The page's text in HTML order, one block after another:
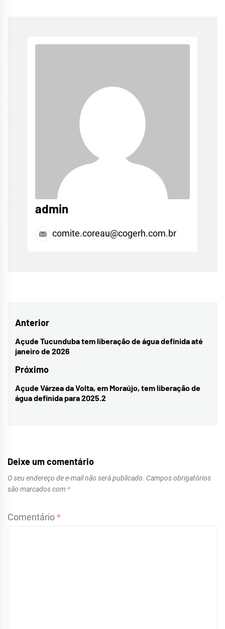
admin
comite.coreau@cogerh.com.br
Navegação
de
Post
Anterior
Previous
post:
Açude Tucunduba tem liberação de água definida até
janeiro de 2026
Próximo
Next
post:
Açude Várzea da Volta, em Moraújo, tem liberação de
água definida para 2025.2
Deixe um comentário
O seu endereço de e-mail não será publicado. Campos obrigatórios
são marcados com *
Comentário*